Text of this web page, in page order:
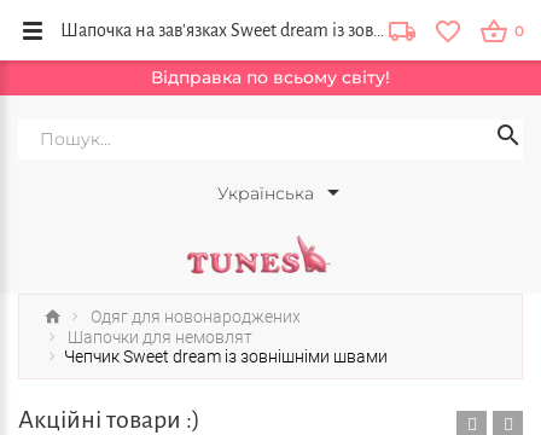
Відправка по всьому світу!
Українська
0
Одяг для новонароджених
Шапочки для немовлят
Чепчик Sweet dream із зовнішніми швами
Акційні товари :)